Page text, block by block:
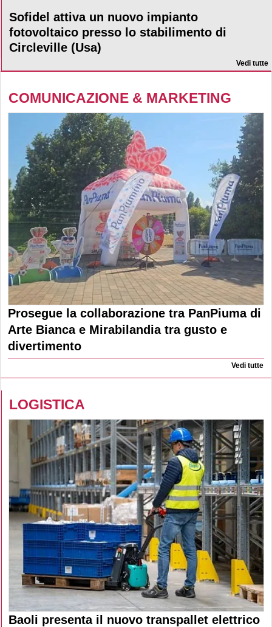
Sofidel attiva un nuovo impianto
fotovoltaico presso lo stabilimento di
Circleville (Usa)
Vedi tutte
COMUNICAZIONE & MARKETING
Prosegue la collaborazione tra PanPiuma di
Arte Bianca e Mirabilandia tra gusto e
divertimento
Vedi tutte
LOGISTICA
Baoli presenta il nuovo transpallet elettrico